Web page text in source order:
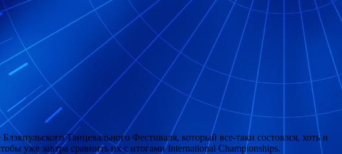
Танцевального Фестиваля, который все-таки состоялся, хоть и
уже завтра сравнить их с итогами International Championships.